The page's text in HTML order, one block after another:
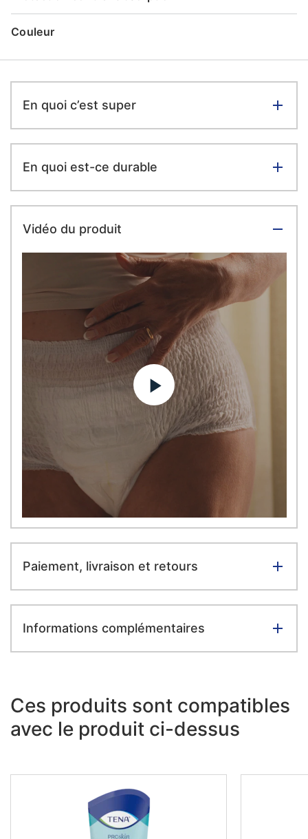
Couleur
En quoi c’est super
En quoi est-ce durable
Vidéo du produit
Paiement, livraison et retours
Informations complémentaires
Ces produits sont compatibles
avec le produit ci-dessus